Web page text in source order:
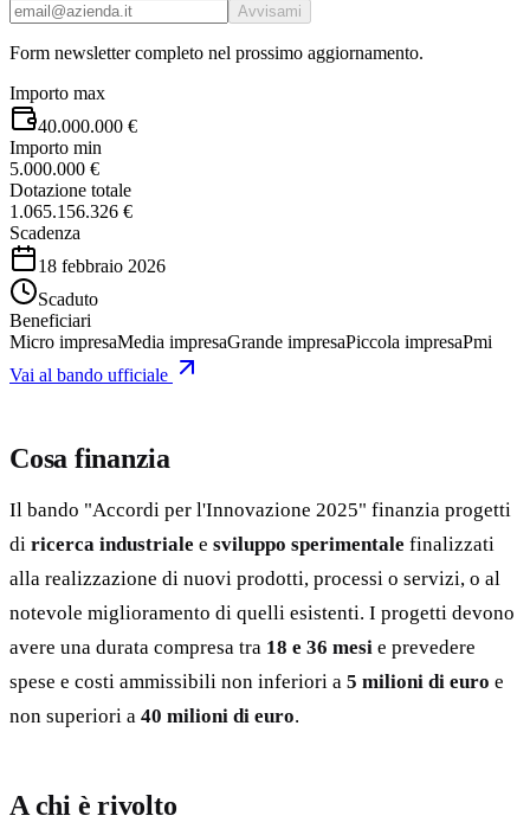
Avvisami
Form newsletter completo nel prossimo aggiornamento.
Importo max
40.000.000 €
Importo min
5.000.000 €
Dotazione totale
1.065.156.326 €
Scadenza
18 febbraio 2026
Scaduto
Beneficiari
Micro impresaMedia impresaGrande impresaPiccola impresaPmi
Vai al bando ufficiale
Cosa finanzia
Il bando "Accordi per l'Innovazione 2025" finanzia progetti
di ricerca industriale e sviluppo sperimentale finalizzati
alla realizzazione di nuovi prodotti, processi o servizi, o al
notevole miglioramento di quelli esistenti. I progetti devono
avere una durata compresa tra 18 e 36 mesi e prevedere
spese e costi ammissibili non inferiori a 5 milioni di euro e
non superiori a 40 milioni di euro.
A chi è rivolto